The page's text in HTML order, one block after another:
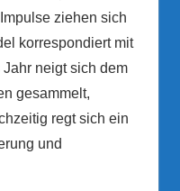
ziehen sich
korrespondiert mit
neigt sich dem
gesammelt,
regt sich ein
und